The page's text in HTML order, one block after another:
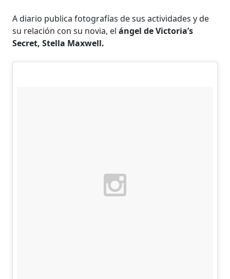
A diario publica fotografías de sus actividades y de
su relación con su novia, elángel de Victoria’s
Secret, Stella Maxwell.